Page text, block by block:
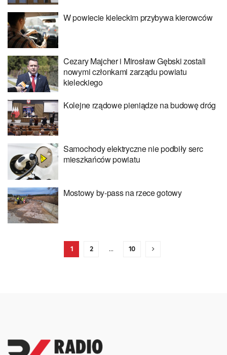
W powiecie kieleckim przybywa kierowców
Cezary Majcher i Mirosław Gębski zostali
nowymi członkami zarządu powiatu
kieleckiego
Kolejne rządowe pieniądze na budowę dróg
Samochody elektryczne nie podbiły serc
mieszkańców powiatu
Mostowy by-pass na rzece gotowy
1 2 … 10